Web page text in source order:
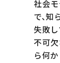
社会
で、知
失敗
不可
ら何